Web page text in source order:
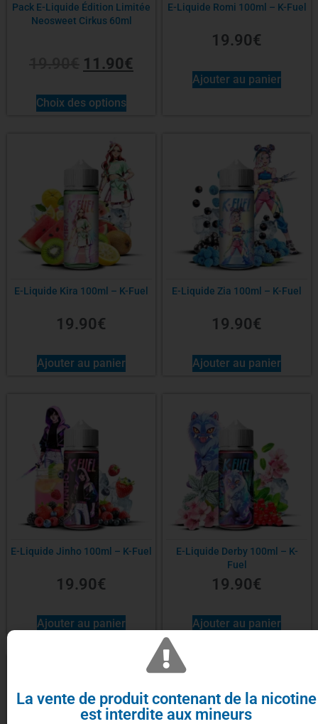
Pack E-Liquide Édition Limitée
Neosweet Cirkus 60ml
11.90€
Choix des options
E-Liquide Romi 100ml – K-Fuel
19.90€
Ajouter au panier
E-Liquide Kira 100ml – K-Fuel
19.90€
Ajouter au panier
E-Liquide Zia 100ml – K-Fuel
19.90€
Ajouter au panier
E-Liquide Jinho 100ml – K-Fuel
19.90€
Ajouter au panier
E-Liquide Derby 100ml – K-
Fuel
19.90€
Ajouter au panier
La vente de produit contenant de la nicotine
est interdite aux mineurs